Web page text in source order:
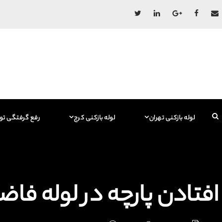
رفع گرفتگی لوله بازکنی کرج لوله بازکنی تهران
افتادن پارچه در لوله